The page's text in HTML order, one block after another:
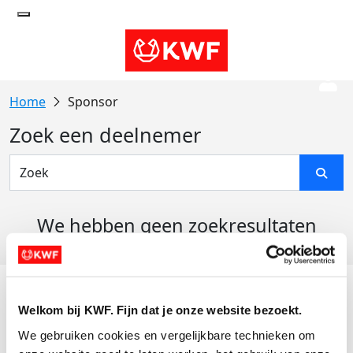
Welkom bij KWF. Fijn dat je onze website bezoekt.
We gebruiken cookies en vergelijkbare technieken om
Sponsor
Zoek een deelnemer
We hebben geen zoekresultaten
Actiematerialen
Evenementen